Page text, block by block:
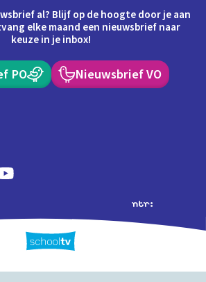
al? Blijf op de hoogte door je aan
elke maand een nieuwsbrief naar
keuze in je inbox!
PO Nieuwsbrief VO